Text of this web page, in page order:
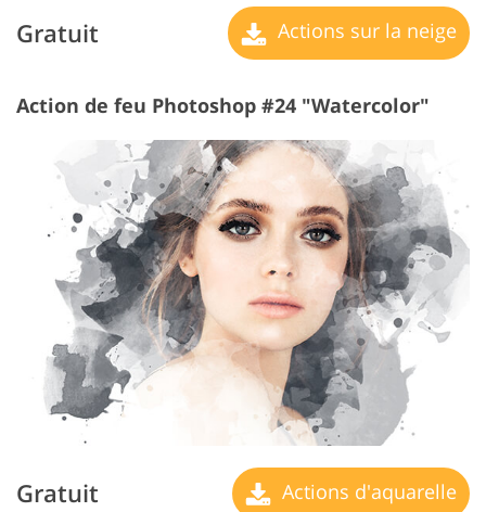
Gratuit Actions sur la neige
Action de feu Photoshop #24 "Watercolor"
Gratuit Actions d'aquarelle